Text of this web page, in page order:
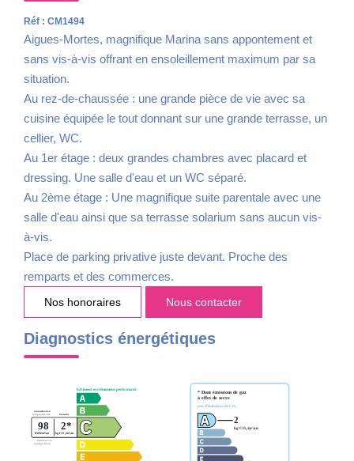
Réf : CM1494
Aigues-Mortes, magnifique Marina sans appontement et
sans vis-à-vis offrant en ensoleillement maximum par sa
situation.
Au rez-de-chaussée : une grande pièce de vie avec sa
cuisine équipée le tout donnant sur une grande terrasse, un
cellier, WC.
Au 1er étage : deux grandes chambres avec placard et
dressing. Une salle d'eau et un WC séparé.
Au 2ème étage : Une magnifique suite parentale avec une
salle d'eau ainsi que sa terrasse solarium sans aucun vis-
à-vis.
Place de parking privative juste devant. Proche des
remparts et des commerces.
Nos honoraires Nous contacter
Diagnostics énergétiques